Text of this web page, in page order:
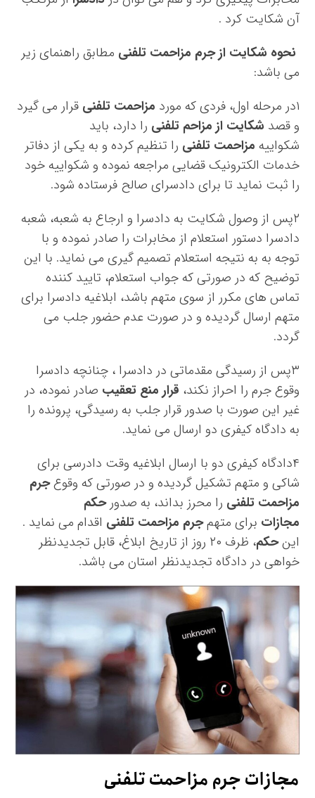
آن شکایت کرد .
نحوه شکایت از جرم مزاحمت تلفنی مطابق راهنمای زیر
می باشد:
۱در مرحله اول، فردی که مورد مزاحمت تلفنیقرار می گیرد
و قصد شکایت از مزاحم تلفنی را دارد، باید
شکواییه مزاحمت تلفنی را تنظیم کرده و به یکی از دفاتر
خدمات الکترونیک قضایی مراجعه نموده و شکواییه خود
را ثبت نماید تا برای دادسرای صالح فرستاده شود.
۲پس از وصول شکایت به دادسرا و ارجاع به شعبه، شعبه
دادسرا دستور استعلام از مخابرات را صادر نموده و با
توجه به به نتیجه استعلام تصمیم گیری می نماید. با این
توضیح که در صورتی که جواب استعلام، تایید کننده
تماس های مکرر از سوی متهم باشد، ابلاغیه دادسرا برای
متهم ارسال گردیده و در صورت عدم حضور جلب می
گردد.
۳پس از رسیدگی مقدماتی در دادسرا ، چنانچه دادسرا
وقوع جرم را احراز نکند، قرار منع تعقیب صادر نموده، در
غیر این صورت با صدور قرار جلب به رسیدگی، پرونده را
به دادگاه کیفری دو ارسال می نماید.
۴دادگاه کیفری دو با ارسال ابلاغیه وقت دادرسی برای
شاکی و متهم تشکیل گردیده و در صورتی که وقوعجرم
مزاحمت تلفنی را محرز بداند، به صدور حکم
مجازات برای متهمجرم مزاحمت تلفنی اقدام می نماید .
اینحکم
، ظرف ۲۰ روز از تاریخ ابلاغ، قابل تجدیدنظر
خواهی در دادگاه تجدیدنظر استان می باشد.
مجازات جرم مزاحمت تلفنی